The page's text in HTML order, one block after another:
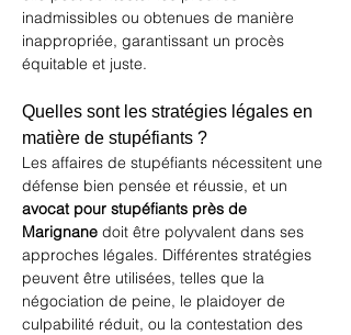
inadmissibles ou obtenues de manière
inappropriée, garantissant un procès
équitable et juste.
Quelles sont les stratégies légales en
matière de stupéfiants ?
Les affaires de stupéfiants nécessitent une
défense bien pensée et réussie, et un
avocat pour stupéfiants près de
Marignane doit être polyvalent dans ses
approches légales. Différentes stratégies
peuvent être utilisées, telles que la
négociation de peine, le plaidoyer de
culpabilité réduit, ou la contestation des